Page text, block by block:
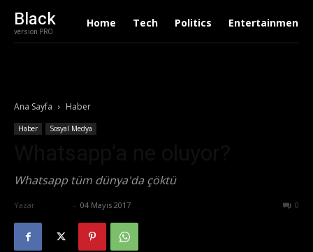
Black
version PRO
Home Tech Politics Entertainment
Ana Sayfa Haber
Haber Sosyal Medya
Whatsapp tüm dünya'da çöktü
Yazar - 04 Mayıs 2017 0